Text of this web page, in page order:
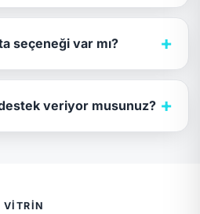
seçeneği var mı? +
veriyor musunuz? +
VITRIN